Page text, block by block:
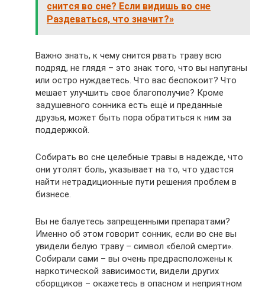
снится во сне? Если видишь во сне
Раздеваться, что значит?»
Важно знать, к чему снится рвать траву всю
подряд, не глядя – это знак того, что вы напуганы
или остро нуждаетесь. Что вас беспокоит? Что
мешает улучшить свое благополучие? Кроме
задушевного сонника есть ещё и преданные
друзья, может быть пора обратиться к ним за
поддержкой.
Собирать во сне целебные травы в надежде, что
они утолят боль, указывает на то, что удастся
найти нетрадиционные пути решения проблем в
бизнесе.
Вы не балуетесь запрещенными препаратами?
Именно об этом говорит сонник, если во сне вы
увидели белую траву – символ «белой смерти».
Собирали сами – вы очень предрасположены к
наркотической зависимости, видели других
сборщиков – окажетесь в опасном и неприятном